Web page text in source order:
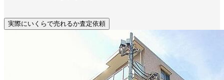
実際にいくらで売れるか査定依頼